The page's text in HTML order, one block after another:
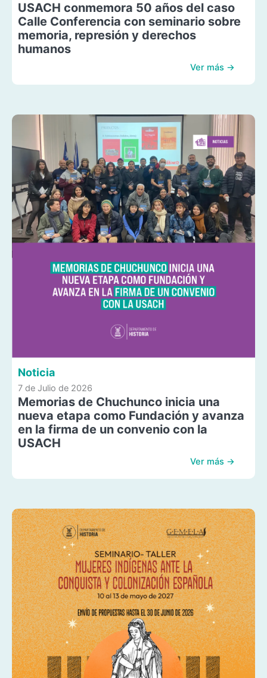
USACH conmemora 50 años del caso
Calle Conferencia con seminario sobre
memoria, represión y derechos
humanos
Ver más →
Noticia
7 de Julio de 2026
Memorias de Chuchunco inicia una
nueva etapa como Fundación y avanza
en la firma de un convenio con la
USACH
Ver más →